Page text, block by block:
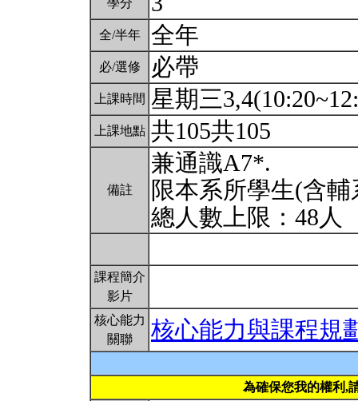
學分
全/半年 全年
必/選修 必帶
上課時間 星期三
上課地點 共105共105
備註
兼通識A7*.
限本系所學生(含
總人數上限：48人
課程簡介
影片
核心能力
關聯
核心能力與課程規
為確保您我的權利,